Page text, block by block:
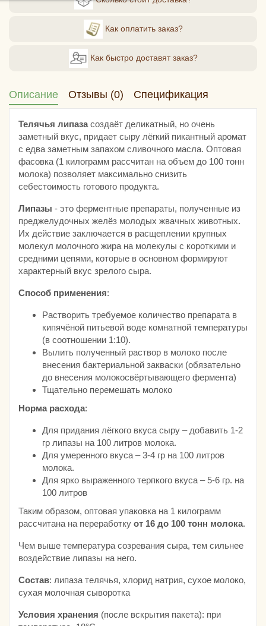
Как оплатить заказ?
Как быстро доставят заказ?
Описание Отзывы (0) Спецификация
Телячья липазасоздаёт деликатный, но очень
заметный вкус, придает сыру лёгкий пикантный аромат
с едва заметным запахом сливочного масла. Оптовая
фасовка (1 килограмм рассчитан на объем до 100 тонн
молока) позволяет максимально снизить
себестоимость готового продукта.
Липазы - это ферментные препараты, полученные из
преджелудочных желёз молодых жвачных животных.
Их действие заключается в расщеплении крупных
молекул молочного жира на молекулы с короткими и
средними цепями, которые в основном формируют
характерный вкус зрелого сыра.
Способ применения:
Растворить требуемое количество препарата в
кипячёной питьевой воде комнатной температуры
(в соотношении 1:10).
Вылить полученный раствор в молоко после
внесения бактериальной закваски (обязательно
до внесения молокосвёртывающего фермента)
Тщательно перемешать молоко
Норма расхода:
Для придания лёгкого вкуса сыру – добавить 1-2
гр липазы на 100 литров молока.
Для умеренного вкуса – 3-4 гр на 100 литров
молока.
Для ярко выраженного терпкого вкуса – 5-6 гр. на
100 литров
Таким образом, оптовая упаковка на 1 килограмм
рассчитана на переработку от 16 до 100 тонн молока.
Чем выше температура созревания сыра, тем сильнее
воздействие липазы на него.
Состав: липаза телячья, хлорид натрия, сухое молоко,
сухая молочная сыворотка
Условия хранения (после вскрытия пакета): при